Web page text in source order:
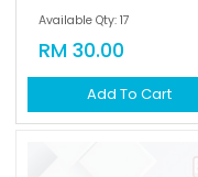
Available Qty: 17
RM 30.00
Add To Cart